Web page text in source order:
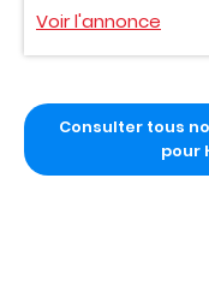
Voir l'annonce
Consulter tous
pour